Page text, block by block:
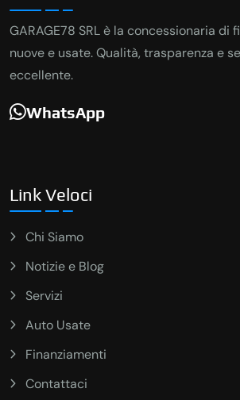
GARAGE78 SRL è la concessionaria di
nuove e usate. Qualità, trasparenza e
eccellente.
WhatsApp
Link Veloci
Chi Siamo
Notizie e Blog
Servizi
Auto Usate
Finanziamenti
Contattaci